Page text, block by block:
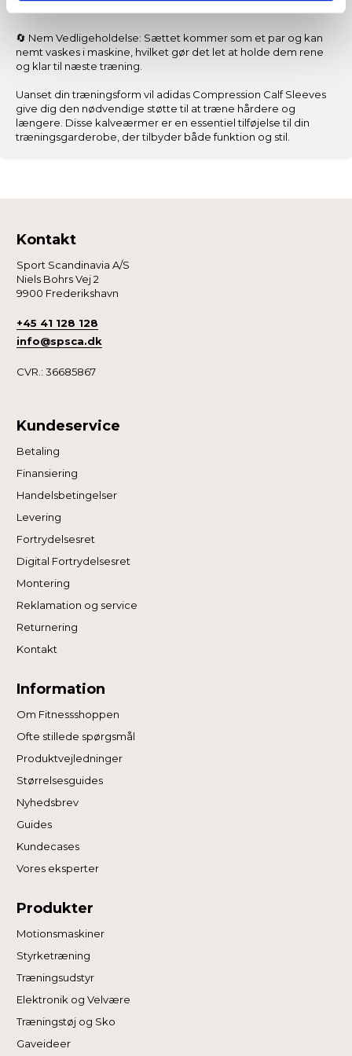
🔄 Nem Vedligeholdelse: Sættet kommer som et par og kan
nemt vaskes i maskine, hvilket gør det let at holde dem rene
og klar til næste træning.
Uanset din træningsform vil adidas Compression Calf Sleeves
give dig den nødvendige støtte til at træne hårdere og
længere. Disse kalveærmer er en essentiel tilføjelse til din
træningsgarderobe, der tilbyder både funktion og stil.
Kontakt
Sport Scandinavia A/S
Niels Bohrs Vej 2
9900 Frederikshavn
+45 41 128 128
info@spsca.dk
CVR.: 36685867
Kundeservice
Betaling
Finansiering
Handelsbetingelser
Levering
Fortrydelsesret
Digital Fortrydelsesret
Montering
Reklamation og service
Returnering
Kontakt
Information
Om Fitnessshoppen
Ofte stillede spørgsmål
Produktvejledninger
Størrelsesguides
Nyhedsbrev
Guides
Kundecases
Vores eksperter
Produkter
Motionsmaskiner
Styrketræning
Træningsudstyr
Elektronik og Velvære
Træningstøj og Sko
Gaveideer